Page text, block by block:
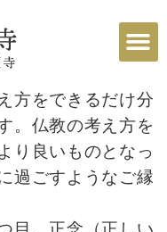
方をできるだけ分
。仏教の考え方を
り良いものとなっ
過ごすようなご縁